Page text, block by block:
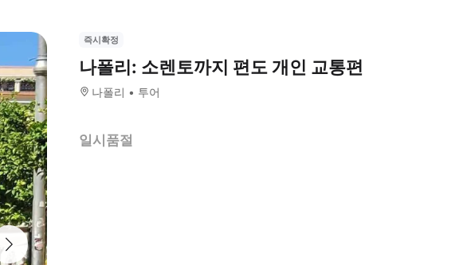
즉시확정
나폴리: 소렌토까지 편도 개인 교통편
나폴리 투어
일시품절